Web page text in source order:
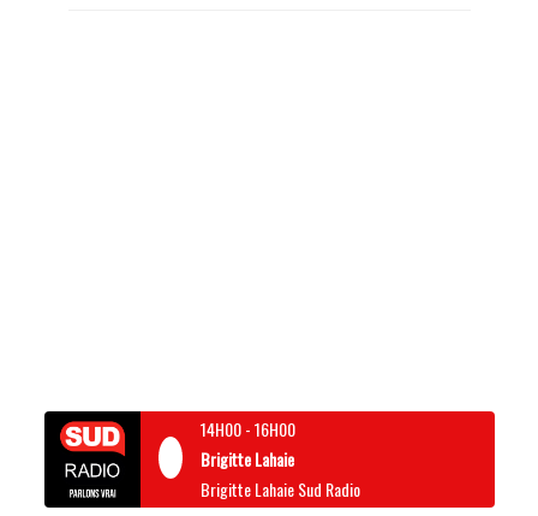
14H00-16H00
Brigitte Lahaie
Brigitte Lahaie Sud Radio